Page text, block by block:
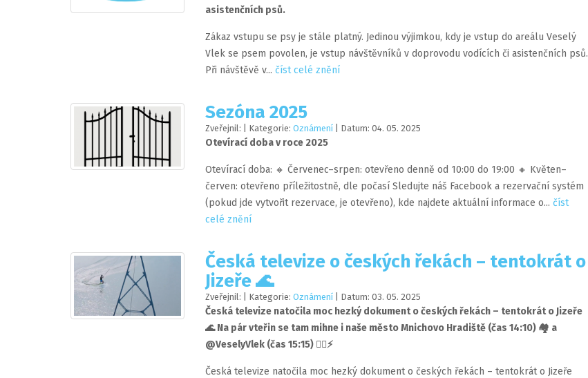
asistenčních psů.
Zákaz vstupu se psy je stále platný. Jedinou výjimkou, kdy je vstup do areálu Veselý
Vlek se psem povolen, je vstup návštěvníků v doprovodu vodících či asistenčních psů.
Při návštěvě v... číst celé znění
Sezóna 2025
Zveřejnil: | Kategorie: Oznámení | Datum: 04. 05. 2025
Otevírací doba v roce 2025
Otevírací doba: 🔸 Červenec–srpen: otevřeno denně od 10:00 do 19:00 🔸 Květen–
červen: otevřeno příležitostně, dle počasí Sledujte náš Facebook a rezervační systém
(pokud jde vytvořit rezervace, je otevřeno), kde najdete aktuální informace o... číst
celé znění
Česká televize o českých řekách – tentokrát o
Jizeře ️‍🌊
Zveřejnil: | Kategorie: Oznámení | Datum: 03. 05. 2025
Česká televize natočila moc hezký dokument o českých řekách – tentokrát o Jizeře
️‍🌊 Na pár vteřin se tam mihne i naše město Mnichovo Hradiště (čas 14:10) 🏘️ a
@VeselyVlek (čas 15:15) 🏄‍♂️⚡️
Česká televize natočila moc hezký dokument o českých řekách – tentokrát o Jizeře ️‍